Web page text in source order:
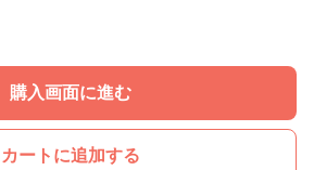
購入画面に進む
カートに追加する